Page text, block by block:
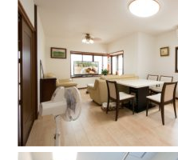
ョ
ン
高
栄
ホ
ー
ム】